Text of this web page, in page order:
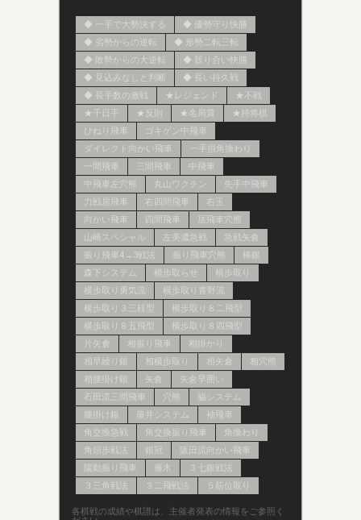
◆ 一手で大勢決する
◆ 優勢守り快勝
◆ 劣勢からの逆転
◆ 形勢二転三転
◆ 敗勢からの大逆転
◆ 競り合い快勝
◆ 見込みなしと判断
◆ 長い持久戦
◆ 長手数の激戦
★レジェンド
★不戦
★千日手
★反則 ★名局賞
★持将棋
ひねり飛車
ゴキゲン中飛車
ダイレクト向かい飛車
一手損角換わり
一間飛車
三間飛車
中飛車
中飛車左穴熊
丸山ワクチン
先手中飛車
力戦居飛車
右四間飛車
右玉
向かい飛車
四間飛車
居飛車穴熊
山崎スペシャル
左美濃急戦
急戦矢倉
振り飛車4→3戦法
振り飛車穴熊
棒銀
森下システム
横歩取らせ
横歩取り
横歩取り勇気流
横歩取り青野流
横歩取り３三桂型
横歩取り８二飛型
横歩取り８五飛型
横歩取り８四飛型
片矢倉
相振り飛車
相掛かり
相早繰り銀
相横歩取り 相矢倉
相穴熊
相腰掛け銀
矢倉
矢倉早囲い
石田流三間飛車
穴熊
脇システム
腰掛け銀
藤井システム
袖飛車
角交換急戦
角交換振り飛車
角換わり
角頭歩戦法
銀冠
阪田流向かい飛車
陽動振り飛車
雁木
３七銀戦法
３三角戦法
３二飛戦法 ５筋位取り
各棋戦の成績や棋譜は、主催者発表の情報をご参照く